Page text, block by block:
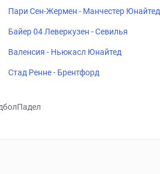
Пари Сен-Жермен - Манчестер Юнайтед
Байер 04 Леверкузен - Севилья
Валенсия - Ньюкасл Юнайтед
Стад Ренне - Брентфорд
Падел